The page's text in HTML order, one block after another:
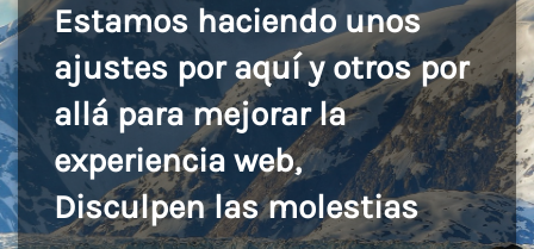
Estamos haciendo unos
ajustes por aquí y otros por
allá para mejorar la
experiencia web,
Disculpen las molestias